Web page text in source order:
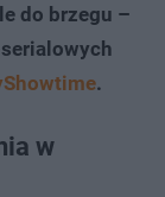
do brzegu –
.
w